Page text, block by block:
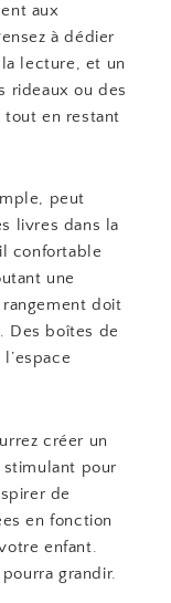
aux
à dédier
lecture, et un
rideaux ou des
en restant
peut
livres dans la
confortable
une
doit
Des boîtes de
créer un
pour
de
en fonction
enfant.
grandir.